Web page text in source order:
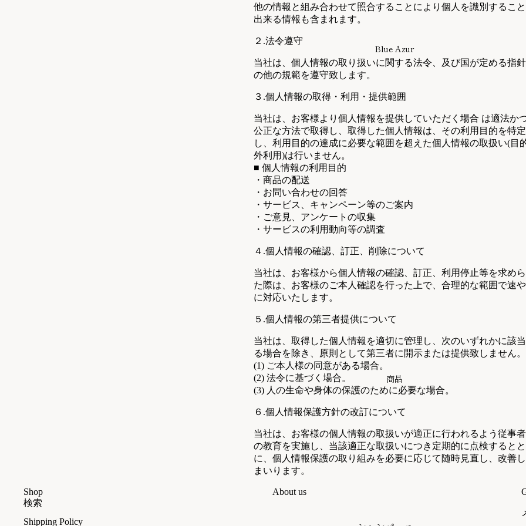
Blue Azur
商品
他の情報と組み合わせて照合することにより個人を識別するこ
出来る情報も含まれます。
２.法令遵守
当社は、個人情報の取り扱いに関する法令、及び国が定める指
の他の規範を遵守致します。
３.個人情報の取得・利用・提供範囲
当社は、お客様より個人情報を提供していただく場合 は適法か
公正な方法で取得し、取得した個人情報は、その利用目的を特定
し、利用目的の達成に必要な範囲を超えた個人情報の取扱い(目
外利用)は行いません。
■ 個人情報の利用目的
・商品の配送
・お問い合わせの回答
・サービス、キャンペーン等のご案内
・ご意見、アンケートの収集
・サービスの利用動向等の調査
４.個人情報の確認、訂正、削除について
当社は、お客様から個人情報の確認、訂正、利用停止等を求め
た際は、お客様のご本人確認を行った上で、合理的な範囲で速
に対応いたします。
５.個人情報の第三者提供について
当社は、取得した個人情報を適切に管理し、次のいずれかに該
る場合を除き、原則として第三者に開示または提供致しません。
(1) ご本人様の同意がある場合。
(2) 法令に基づく場合。
(3) 人の生命や身体の保護のために必要な場合。
６.個人情報保護方針の改訂について
当社は、お客様の個人情報の取扱いが適正に行われるよう従事
の教育を実施し、当該適正な取扱いにつき定期的に点検すると
に、個人情報保護の取り組みを必要に応じて随時見直し、改善
まいります。
Shop
検索
Shipping Policy
About us